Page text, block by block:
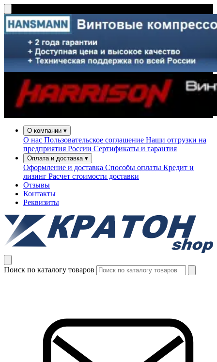
О компании ▾
О нас Пользовательское соглашение Наши отгрузки на
предприятия России Сертификаты и гарантия
Оплата и доставка ▾
Оформление и доставка Способы оплаты Кредит и
лизинг Расчет стоимости доставки
Отзывы
Контакты
Реквизиты
Поиск по каталогу товаров